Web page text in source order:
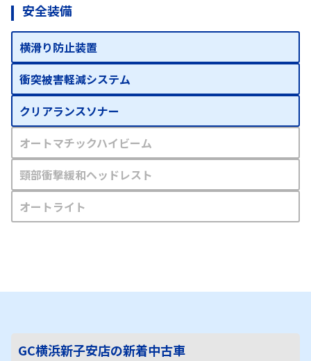
安全装備
横滑り防止装置
衝突被害軽減システム
クリアランスソナー
オートマチックハイビーム
頸部衝撃緩和ヘッドレスト
オートライト
GC横浜新子安店の新着中古車